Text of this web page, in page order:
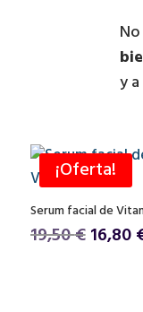
y
¡Oferta!
Serum facial de
19,50€ El
16,80